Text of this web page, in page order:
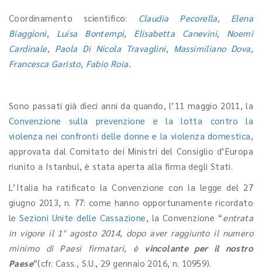
Coordinamento scientifico: Claudia Pecorella, Elena
Biaggioni, Luisa Bontempi, Elisabetta Canevini, Noemi
Cardinale, Paola Di Nicola Travaglini, Massimiliano Dova,
Francesca Garisto, Fabio Roia.
Sono passati già dieci anni da quando, l’11 maggio 2011, la
Convenzione sulla prevenzione e la lotta contro la
violenza nei confronti delle donne e la violenza domestica,
approvata dal Comitato dei Ministri del Consiglio d’Europa
riunito a Istanbul, è stata aperta alla firma degli Stati.
L’Italia ha ratificato la Convenzione con la legge del 27
giugno 2013, n. 77: come hanno opportunamente ricordato
leSezioni Unite delle Cassazione, la Convenzione “entrata
in vigore il 1° agosto 2014, dopo aver raggiunto il numero
minimo di Paesi firmatari, è vincolante per il nostro
Paese”(cfr. Cass., S.U., 29 gennaio 2016, n. 10959).